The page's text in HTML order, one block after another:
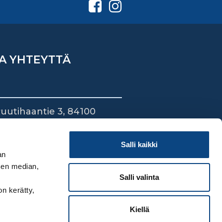
median,
kerätty,
Salli kaikki
Salli valinta
Kiellä
YHTEYTTÄ
3, 84100